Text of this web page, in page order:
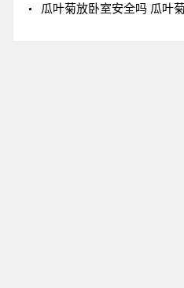
瓜叶菊放卧室安全吗 瓜叶菊卧